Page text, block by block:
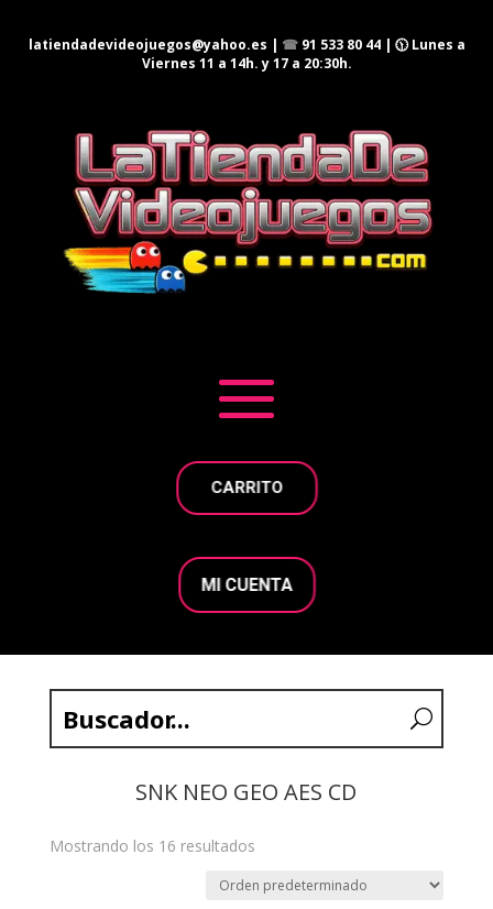
latiendadevideojuegos@yahoo.es | ☎ 91 533 80 44| 🕦 Lunes a
Viernes 11 a 14h. y 17 a 20:30h.
CARRITO
MI CUENTA
SNK NEO GEO AES CD
Mostrando los 16 resultados